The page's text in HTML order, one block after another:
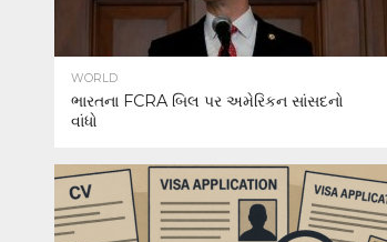
WORLD
ભારતના FCRA બિલ પર અમેરિકન સાંસદનો
વાંધો